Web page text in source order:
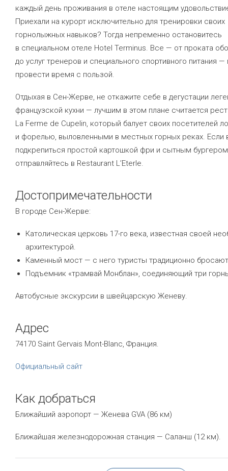
каждый день проживания в отеле настоящим
Приехали на курорт исключительно для тренировки своих
горнолыжных навыков? Тогда непременно остановитесь
в специальном отеле Hotel Terminus. Все — от проката
до услуг тренеров и специального спортивного питания —
провести время с пользой.
Отдыхая в Сен-Жерве, не откажите себе в дегустации
французской кухни — лучшим в этом плане считается
La Ferme de Cupelin, который балует своих посетителей
и форелью, выловленными в местных горных реках. Если
подкрепиться простой картошкой фри и сытным
отправляйтесь в Restaurant L’Eterle.
Достопримечательности
В городе Сен-Жерве:
Католическая церковь 17-го века, известная своей
архитектурой.
Каменный мост — с него туристы традиционно
Подъемник «трамвай Монблан», соединяющий три
Автобусные экскурсии в швейцарскую Женеву.
Адрес
74170 Saint Gervais Mont-Blanc, Франция.
Официальный сайт
Как добраться
Ближайший аэропорт — Женева GVA (86 км)
Ближайшая железнодорожная станция — Саланш (12 км).